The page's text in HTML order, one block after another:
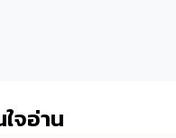
จอ่าน